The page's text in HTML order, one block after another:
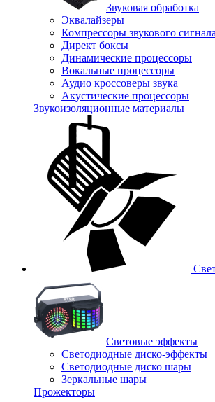
Звуковая обработка
Эквалайзеры
Компрессоры звукового сигнала
Директ боксы
Динамические процессоры
Вокальные процессоры
Аудио кроссоверы звука
Акустические процессоры
Звукоизоляционные материалы
Световые эффекты
Светодиодные диско-эффекты
Светодиодные диско шары
Зеркальные шары
Прожекторы